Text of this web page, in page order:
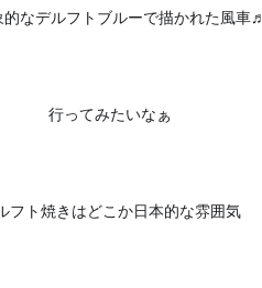
的なデルフトブルーで描かれた風車♬
行ってみたいなぁ
フト焼きはどこか日本的な雰囲気